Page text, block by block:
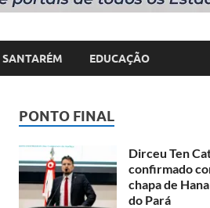
SANTARÉM EDUCAÇÃO
PONTO FINAL
Dirceu Ten
confirmado
chapa de
do Pará